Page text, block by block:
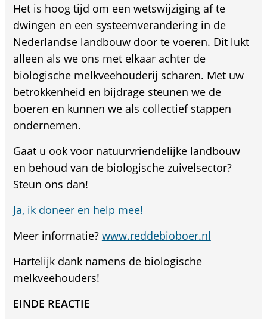
Het is hoog tijd om een wetswijziging af te
dwingen en een systeemverandering in de
Nederlandse landbouw door te voeren. Dit lukt
alleen als we ons met elkaar achter de
biologische melkveehouderij scharen. Met uw
betrokkenheid en bijdrage steunen we de
boeren en kunnen we als collectief stappen
ondernemen.
Gaat u ook voor natuurvriendelijke landbouw
en behoud van de biologische zuivelsector?
Steun ons dan!
Ja, ik doneer en help mee!
Meer informatie? www.reddebioboer.nl
Hartelijk dank namens de biologische
melkveehouders!
EINDE REACTIE